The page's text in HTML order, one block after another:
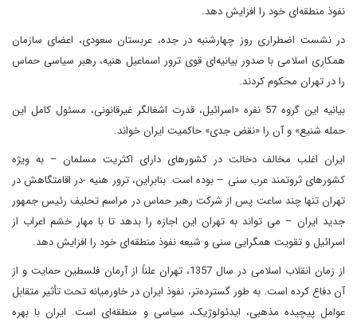
نفوذ منطقه‌ای خود را افزایش دهد.
در نشست اضطراری روز چهارشنبه در جده، عربستان سعودی، اعضای سازمان
همکاری اسلامی با صدور بیانیه‌ای قوی ترور اسماعیل هنیه، رهبر سیاسی حماس
را در تهران محکوم کردند.
بیانیه این گروه 57 نفره «اسرائیل، قدرت اشغالگر غیرقانونی، مسئول کامل این
حمله شنیع» و آن را «نقض جدی» حاکمیت ایران خواند.
ایران اغلب مخالف دخالت در کشورهای دارای اکثریت مسلمان – به ویژه
کشورهای ثروتمند عرب سنی – بوده است. بنابراین، ترور هنیه -در اقامتگاهش در
تهران تنها چند ساعت پس از شرکت رهبر حماس در مراسم تحلیف رئیس جمهور
جدید ایران – می تواند به تهران این اجازه را بدهد تا با مهار خشم اعراب از
اسرائیل و تقویت همگرایی سنی و شیعه نفوذ منطقه‌ای خود را افزایش دهد.
از زمان انقلاب اسلامی در سال 1357، تهران علناً از آرمان فلسطین حمایت و از
آن دفاع کرده است. به طور گسترده‌تر، نفوذ ایران در خاورمیانه تحت تأثیر متقابل
عوامل پیچیده مذهبی، ایدئولوژیک، سیاسی و منطقه‌ای است. ایران با بهره